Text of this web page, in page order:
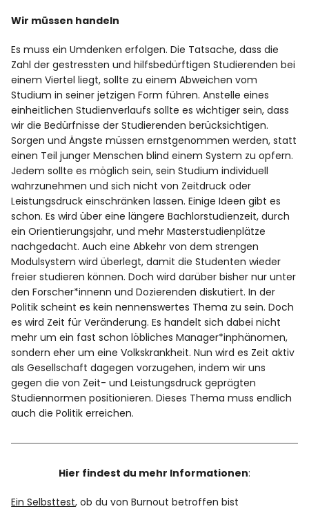
Wir müssen handeln
Es muss ein Umdenken erfolgen. Die Tatsache, dass die
Zahl der gestressten und hilfsbedürftigen Studierenden bei
einem Viertel liegt, sollte zu einem Abweichen vom
Studium in seiner jetzigen Form führen. Anstelle eines
einheitlichen Studienverlaufs sollte es wichtiger sein, dass
wir die Bedürfnisse der Studierenden berücksichtigen.
Sorgen und Ängste müssen ernstgenommen werden, statt
einen Teil junger Menschen blind einem System zu opfern.
Jedem sollte es möglich sein, sein Studium individuell
wahrzunehmen und sich nicht von Zeitdruck oder
Leistungsdruck einschränken lassen. Einige Ideen gibt es
schon. Es wird über eine längere Bachlorstudienzeit, durch
ein Orientierungsjahr, und mehr Masterstudienplätze
nachgedacht. Auch eine Abkehr von dem strengen
Modulsystem wird überlegt, damit die Studenten wieder
freier studieren können. Doch wird darüber bisher nur unter
den Forscher*innenn und Dozierenden diskutiert. In der
Politik scheint es kein nennenswertes Thema zu sein. Doch
es wird Zeit für Veränderung. Es handelt sich dabei nicht
mehr um ein fast schon löbliches Manager*inphänomen,
sondern eher um eine Volkskrankheit. Nun wird es Zeit aktiv
als Gesellschaft dagegen vorzugehen, indem wir uns
gegen die von Zeit- und Leistungsdruck geprägten
Studiennormen positionieren. Dieses Thema muss endlich
auch die Politik erreichen.
Hier findest du mehr Informationen:
Ein Selbsttest, ob du von Burnout betroffen bist